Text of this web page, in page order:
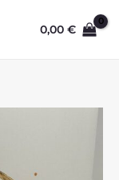
0,00€